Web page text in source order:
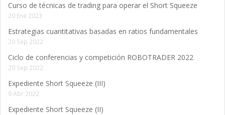
Curso de técnicas de trading para operar el Short Squeeze
20 Ene 2023
Estrategias cuantitativas basadas en ratios fundamentales
20 Sep 2022
Ciclo de conferencias y competición ROBOTRADER 2022
20 Sep 2022
Expediente Short Squeeze (III)
9 Abr 2022
Expediente Short Squeeze (II)